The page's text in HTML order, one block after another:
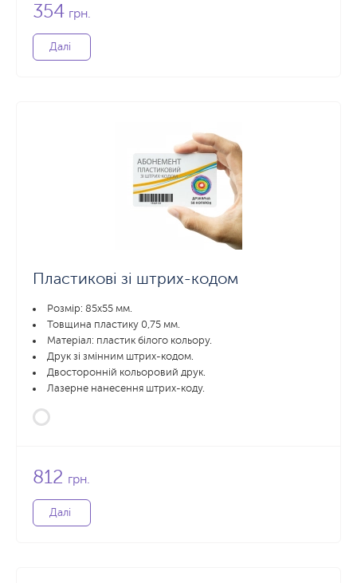
354 грн.
Далі
Пластикові зі штрих-кодом
Розмір: 85x55 мм.
Товщина пластику 0,75 мм.
Матеріал: пластик білого кольору.
Друк зі змінним штрих-кодом.
Двосторонній кольоровий друк.
Лазерне нанесення штрих-коду.
812 грн.
Далі